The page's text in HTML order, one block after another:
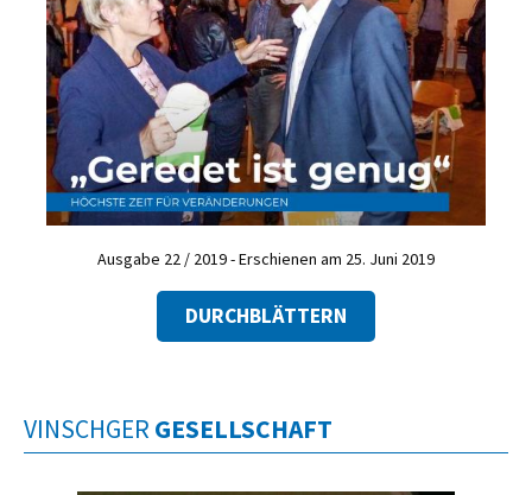
Ausgabe 22 / 2019 - Erschienen am 25. Juni 2019
DURCHBLÄTTERN
VINSCHGER GESELLSCHAFT